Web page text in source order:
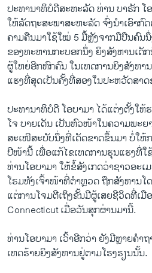
ລາຍການກະຈາຍສຽງ
ລາຍງານ
ຕິດຕາມພວກເຮົາ ທີ່
ພາສາຕ່າງໆ
ປະທານາທິບໍດີ​ສະຫະລັດ ທ່ານ ບາຣັກ ​ໂ
ໃຫ້​ລັດຖະສະພາສະຫະລັດ ຈົ່ງ​ນໍາ​ເອົາ​ກົ
ຄາມ​ຄືນ​ມາໃຊ້​ໃໝ່ 5 ມື້ຫຼັງຈາກ​ມື​ປືນ​ຄົນ​
ຂອງ​ທະຫານ​ກະບອກ​ນຶ່ງ ​ຍິງ​ສັງຫານ​ເດັ
ຜູ້​ໃຫຍ່​ອີກຫົກ​ຄົນ ​ໃນ​ເຫດການ​ຍິງສັງຫາ
ແຮງ​ທີ່​ສຸດ​ເປັນ​ຄັ້ງ​ທີ່​ສອງ​ໃນ​ປະຫວັດ​ສາ
ປະທານາທິບໍດີ ​ໂອ​ບາ​ມາ ​ໄດ້​ແຕ່ງ​ຕັ້ງ​ໃຫ້​
ໂຈ ບາຍ​ເດັນ ​ເປັນ​ຫົວໜ້າ​ໃນ​ຄວາມ​ພະຍ
ສະ​ເໜີ​ສະບັບ​ນຶ່ງ​ທີ່ເດັດ​ຂາດ​ຂຶ້ນມາ​ ບໍ່​ໃຫ້​
ປີໜ້າ​ນີ້ ​ເພື່ອ​ແກ້​ໄຂ​ເຫດການຮຸນ​ແຮງ​ທີ່​ໃ
ທ່າ​ນ​ໂອ​ບາ​ມາ ​ໃຫ້​ຂໍ້​ສັງ​ເກດ​ວ່າຊາວ​ອະ​ເ
ໂຮມ​ທັງ​ເຈົ້າໜ້າ​ທີ່​ຕໍາຫຼວດ ຖືກ​ສັງຫານ​ໂ
ແຕ່​ການ​ໂຈມ​ຕີ​ເຖິງ​ຂັ້ນ​ມີ​ຜູ້​ເສຍ​ຊີວິດ​ທີ່​ເມື
Connecticut ​ເມື່ອ​ວັນ​ສຸກ​ຜ່ານ​ມາ​ນີ້.
ທ່ານ​ໂອ​ບາ​ມາ ​ເວົ້າ​ອີກ​ວ່າ ຍັງ​ມີຫຼາຍຄໍາ​
ເຫດ​ຮ້າຍ​ຍິງ​ສັງຫານ​ຢູ່​ຕາມ​ໂຮງຮຽນ​ນັ້ນ.